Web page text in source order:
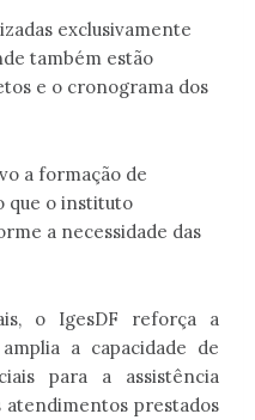
exclusivamente
também estão
e o cronograma dos
a formação de
que o instituto
a necessidade das
o IgesDF reforça a
a capacidade de
para a assistência
atendimentos prestados